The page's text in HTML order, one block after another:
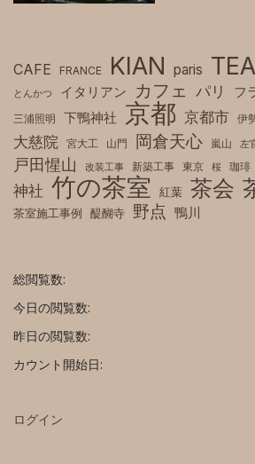
CAFE FRANCE KIAN paris
とんかつ イタリアン カフェ パリ フ
三浦照明 下鴨神社 京都 京都市 伊
大慈院 宮大工 山門 岡倉天心 嵐山 左
戸田惺山 改装工事 新築工事 東京 桜 珈琲
神社 竹の茶室 紅葉 茶会
茶室施工事例
醍醐寺 野点 鴨川
総閲覧数:
今日の閲覧数:
昨日の閲覧数:
カウント開始日:
ログイン